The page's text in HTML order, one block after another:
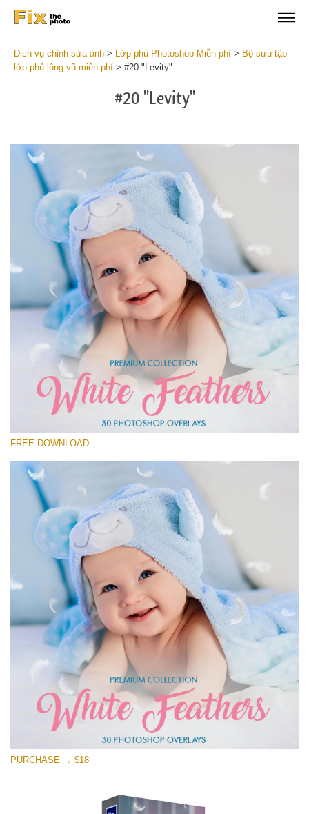
Dịch vụ chỉnh sửa ảnh > Lớp phủ Photoshop Miễn phí > Bộ sưu tập
lớp phủ lông vũ miễn phí > #20 "Levity"
#20 "Levity"
Xin hãy lựa chọn
Free Feather Overlay #20
Small 800*600px
White Feathers
(30 Overlays)
Fairy Tale (344 Overlays)
Large 6000*4000px
Entire Collection
(1783 Overlays)
Large 6000*4000px
Tải xuống miễn phí
FREE DOWNLOAD
PURCHASE → $18